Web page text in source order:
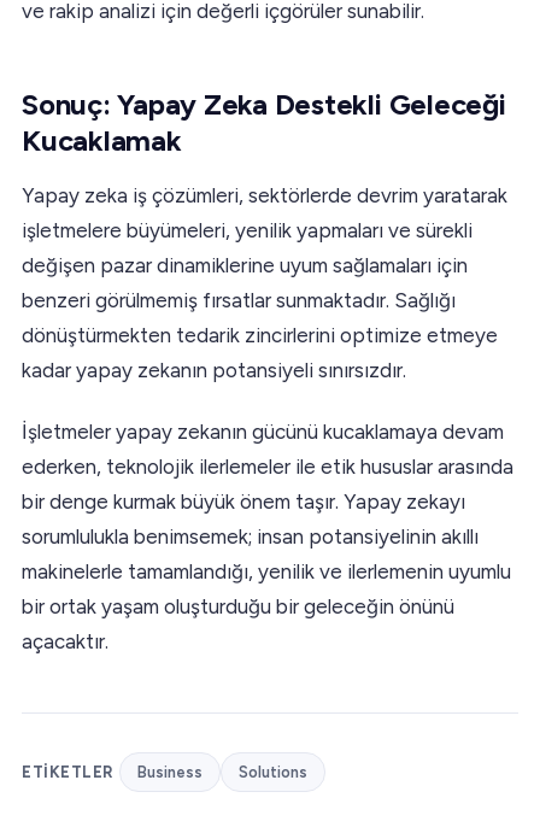
ve rakip analizi için değerli içgörüler sunabilir.
Sonuç: Yapay Zeka Destekli Geleceği
Kucaklamak
Yapay zeka iş çözümleri, sektörlerde devrim yaratarak
işletmelere büyümeleri, yenilik yapmaları ve sürekli
değişen pazar dinamiklerine uyum sağlamaları için
benzeri görülmemiş fırsatlar sunmaktadır. Sağlığı
dönüştürmekten tedarik zincirlerini optimize etmeye
kadar yapay zekanın potansiyeli sınırsızdır.
İşletmeler yapay zekanın gücünü kucaklamaya devam
ederken, teknolojik ilerlemeler ile etik hususlar arasında
bir denge kurmak büyük önem taşır. Yapay zekayı
sorumlulukla benimsemek; insan potansiyelinin akıllı
makinelerle tamamlandığı, yenilik ve ilerlemenin uyumlu
bir ortak yaşam oluşturduğu bir geleceğin önünü
açacaktır.
ETIKETLER Business Solutions